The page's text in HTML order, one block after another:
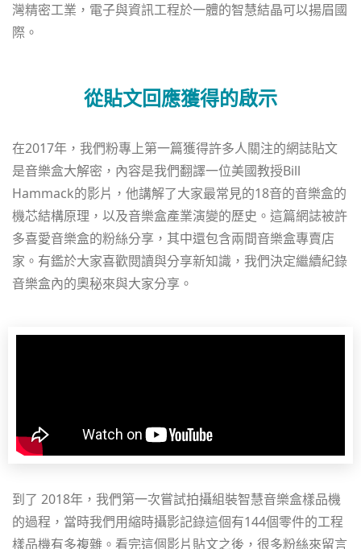
灣精密工業，電子與資訊工程於一體的智慧結晶可以揚眉國
際。
從貼文回應獲得的啟示
在2017年，我們粉專上第一篇獲得許多人關注的網誌貼文
是音樂盒大解密，內容是我們翻譯一位美國教授Bill
Hammack的影片，他講解了大家最常見的18音的音樂盒的
機芯結構原理，以及音樂盒產業演變的歷史。這篇網誌被許
多喜愛音樂盒的粉絲分享，其中還包含兩間音樂盒專賣店
家。有鑑於大家喜歡閱讀與分享新知識，我們決定繼續紀錄
音樂盒內的奧秘來與大家分享。
到了 2018年，我們第一次嘗試拍攝組裝智慧音樂盒樣品機
的過程，當時我們用縮時攝影記錄這個有144個零件的工程
樣品機有多複雜。看完這個影片貼文之後，很多粉絲來留言